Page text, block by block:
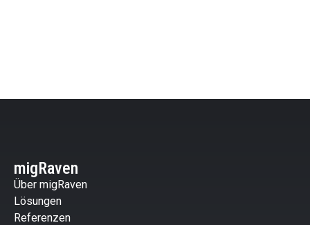
migRaven
Über migRaven
Lösungen
Referenzen